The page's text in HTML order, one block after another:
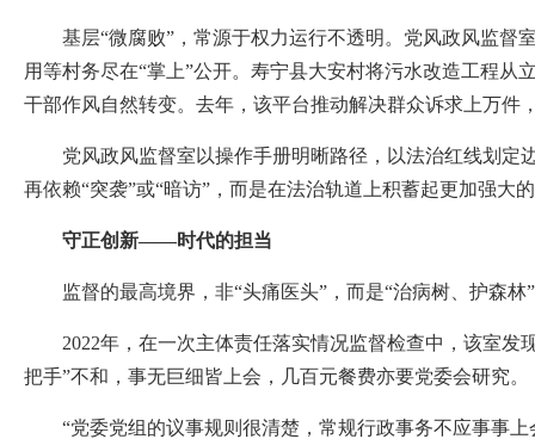
基层“微腐败”，常源于权力运行不透明。党风政风监督
用等村务尽在“掌上”公开。寿宁县大安村将污水改造工程从
干部作风自然转变。去年，该平台推动解决群众诉求上万件
党风政风监督室以操作手册明晰路径，以法治红线划定
再依赖“突袭”或“暗访”，而是在法治轨道上积蓄起更加强大
守正创新——时代的担当
监督的最高境界，非“头痛医头”，而是“治病树、护森林
2022年，在一次主体责任落实情况监督检查中，该室发
把手”不和，事无巨细皆上会，几百元餐费亦要党委会研究。
“党委党组的议事规则很清楚，常规行政事务不应事事上